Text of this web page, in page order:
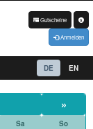
Gutscheine
Anmelden
EN
DE
»
Sa
So